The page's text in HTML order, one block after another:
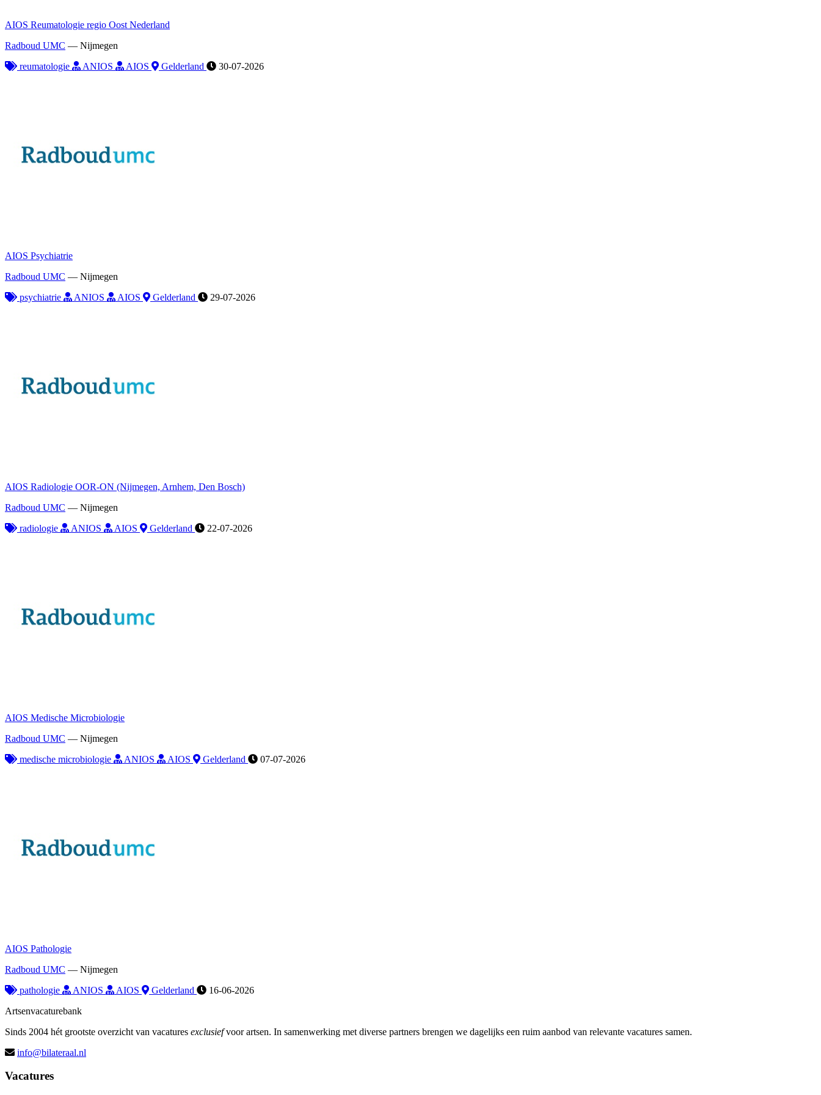
AIOS Reumatologie regio Oost Nederland
Radboud UMC — Nijmegen
reumatologie
ANIOS AIOS Gelderland 30-07-2026
AIOS Psychiatrie
Radboud UMC — Nijmegen
psychiatrie
ANIOS AIOS Gelderland 29-07-2026
AIOS Radiologie OOR-ON (Nijmegen, Arnhem, Den Bosch)
Radboud UMC — Nijmegen
radiologie
ANIOS AIOS Gelderland 22-07-2026
AIOS Medische Microbiologie
Radboud UMC — Nijmegen
medische microbiologie
ANIOS AIOS Gelderland 07-07-2026
AIOS Pathologie
Radboud UMC — Nijmegen
pathologie
ANIOS AIOS Gelderland
16-06-2026
Artsenvacaturebank
Sinds 2004 hét grootste overzicht van vacatures exclusiefvoor artsen. In samenwerking met diverse partners brengen we dagelijks een ruim aanbod van relevante vacatures samen.
info@bilateraal.nl
Vacatures